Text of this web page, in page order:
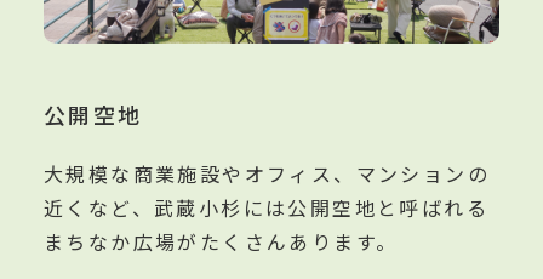
公開空地
大規模な商業施設やオフィス、マンションの
近くなど、武蔵小杉には公開空地と呼ばれる
まちなか広場がたくさんあります。